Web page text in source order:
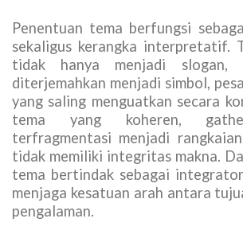
Penentuan tema berfungsi
sekaligus kerangka interpretatif.
tidak hanya menjadi slogan,
diterjemahkan menjadi simbol,
yang saling menguatkan secara
tema yang koheren,
terfragmentasi menjadi
tidak memiliki integritas makna.
tema bertindak sebagai
menjaga kesatuan arah antara
pengalaman.